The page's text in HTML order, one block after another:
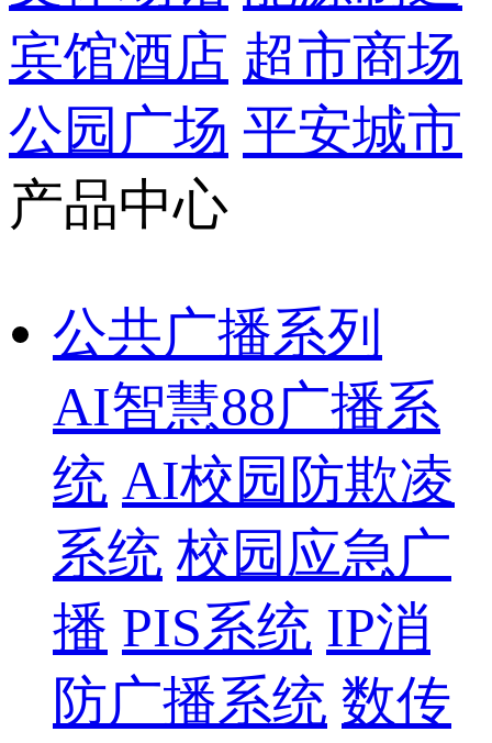
宾馆酒店 超市商场
公园广场 平安城市
产品中心
公共广播系列
AI智慧88广播系
统 AI校园防欺凌
系统 校园应急广
播 PIS系统 IP消
防广播系统 数传